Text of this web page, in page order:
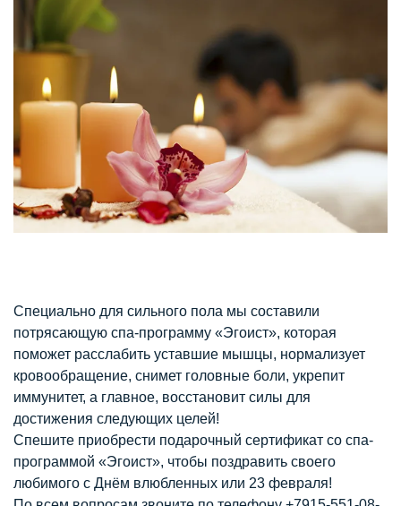
Специально для сильного пола мы составили
потрясающую спа-программу «Эгоист», которая
поможет расслабить уставшие мышцы, нормализует
кровообращение, снимет головные боли, укрепит
иммунитет, а главное, восстановит силы для
достижения следующих целей!
Спешите приобрести подарочный сертификат со спа-
программой «Эгоист», чтобы поздравить своего
любимого с Днём влюбленных или 23 февраля!